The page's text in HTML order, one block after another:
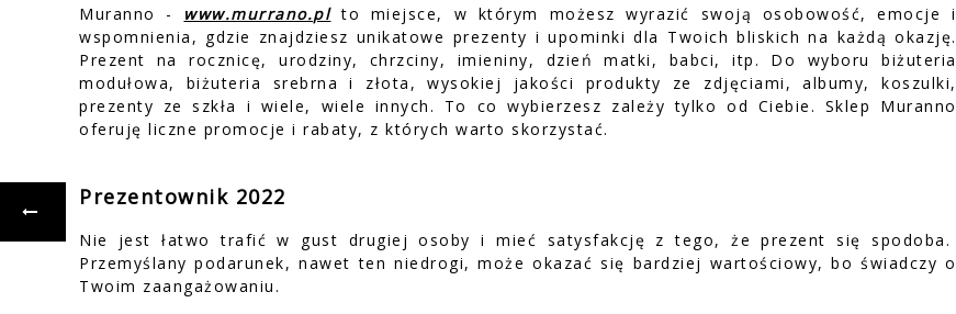
Muranno - www.murrano.plto miejsce, w którym możesz wyrazić swoją osobowość, emocje i
wspomnienia, gdzie znajdziesz unikatowe prezenty i upominki dla Twoich bliskich na każdą okazję.
Prezent na rocznicę, urodziny, chrzciny, imieniny, dzień matki, babci, itp. Do wyboru biżuteria
modułowa, biżuteria srebrna i złota, wysokiej jakości produkty ze zdjęciami, albumy, koszulki,
prezenty ze szkła i wiele, wiele innych. To co wybierzesz zależy tylko od Ciebie. Sklep Muranno
oferuję liczne promocje i rabaty, z których warto skorzystać.
Prezentownik 2022
Nie jest łatwo trafić w gust drugiej osoby i mieć satysfakcję z tego, że prezent się spodoba.
Przemyślany podarunek, nawet ten niedrogi, może okazać się bardziej wartościowy, bo świadczy o
Twoim zaangażowaniu.